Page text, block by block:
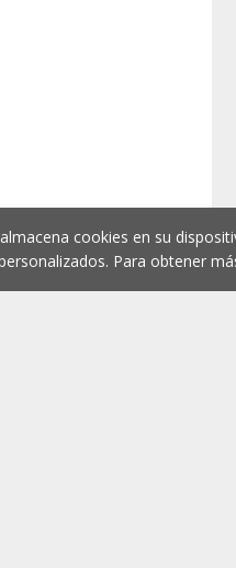
cookies en su
Para obtener